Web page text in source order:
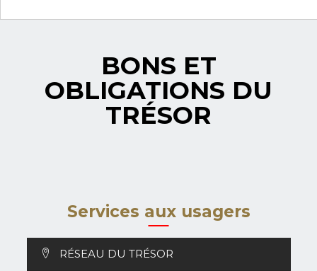
BONS ET
OBLIGATIONS DU
TRÉSOR
Services aux usagers
RÉSEAU DU TRÉSOR